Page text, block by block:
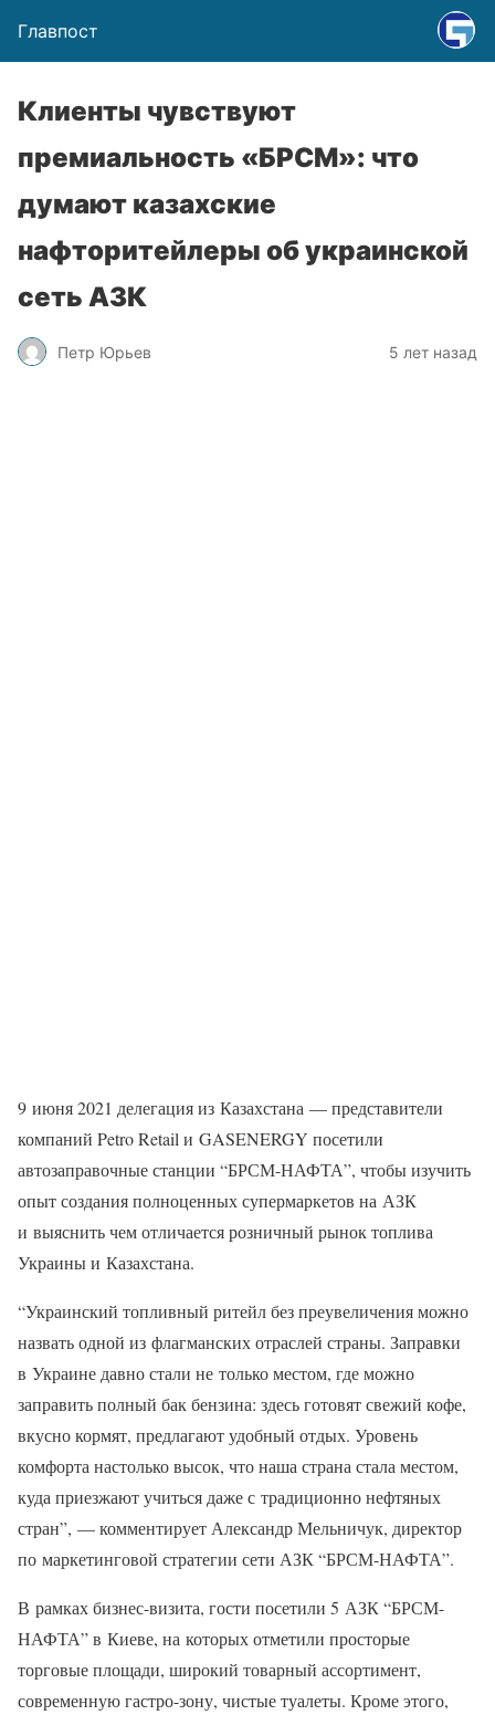
Главпост
Клиенты чувствуют
премиальность «БРСМ»: что
думают казахские
нафторитейлеры об украинской
сеть АЗК
Петр Юрьев 5 лет назад
9 июня 2021 делегация из Казахстана — представители
компаний Petro Retail и GASENERGY посетили
автозаправочные станции “БРСМ-НАФТА”, чтобы изучить
опыт создания полноценных супермаркетов на АЗК
и выяснить чем отличается розничный рынок топлива
Украины и Казахстана.
“Украинский топливный ритейл без преувеличения можно
назвать одной из флагманских отраслей страны. Заправки
в Украине давно стали не только местом, где можно
заправить полный бак бензина: здесь готовят свежий кофе,
вкусно кормят, предлагают удобный отдых. Уровень
комфорта настолько высок, что наша страна стала местом,
куда приезжают учиться даже с традиционно нефтяных
стран”, — комментирует Александр Мельничук, директор
по маркетинговой стратегии сети АЗК “БРСМ-НАФТА”.
В рамках бизнес-визита, гости посетили 5 АЗК “БРСМ-
НАФТА” в Киеве, на которых отметили просторые
торговые площади, широкий товарный ассортимент,
современную гастро-зону, чистые туалеты. Кроме этого,